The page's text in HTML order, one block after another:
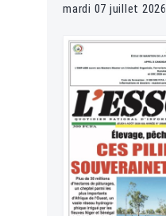
mardi 07 juillet 2026